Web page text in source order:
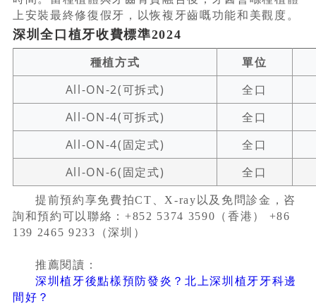
上安裝最終修復假牙，以恢複牙齒嘅功能和美觀度。
深圳全口植牙收費標準2024
種植方式
單位
All-ON-2(可拆式)
全口
All-ON-4(可拆式)
全口
All-ON-4(固定式)
全口
All-ON-6(固定式)
全口
提前預約享免費拍CT、X-ray以及免問診金，咨
詢和預約可以聯絡：+852 5374 3590（香港） +86
139 2465 9233（深圳）
推薦閱讀：
深圳植牙後點樣預防發炎？北上深圳植牙牙科邊
間好？